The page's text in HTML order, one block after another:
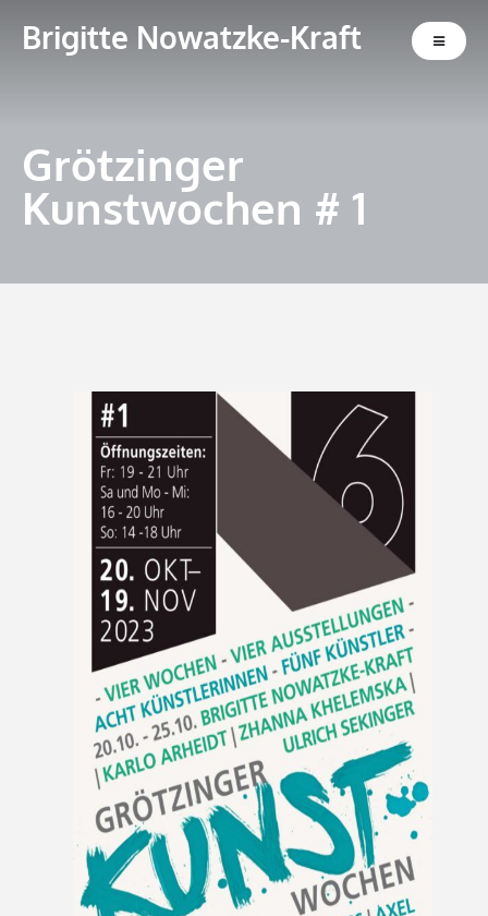
Brigitte Nowatzke-Kraft
Grötzinger
Kunstwochen # 1